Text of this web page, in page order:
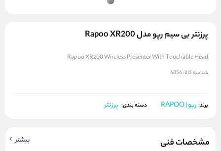
پرزنتر بی سیم رپو مدل Rapoo XR200
Rapoo XR200 Wireless Presenter With Touchable Head
شناسه کالا:6856
برند: رپو | RAPOO دسته بندی: پرزنتر
مشخصات فنی بیشتر